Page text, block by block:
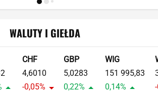
WALUTY I GIEŁDA
CHF
4,6010
-0,05%
GBP
5,0283
0,22%
WIG
151 995,83
0,14%